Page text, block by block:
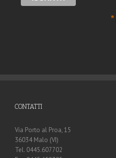
*
CONTATTI
Via Porto al Proa, 15
36034 Malo (VI)
Tel. 0445.607702